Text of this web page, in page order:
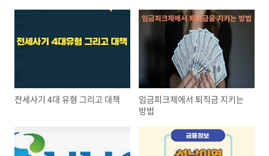
전세사기 4대 유형 그리고 대책
임금피크제에서 퇴직금 지키는
방법